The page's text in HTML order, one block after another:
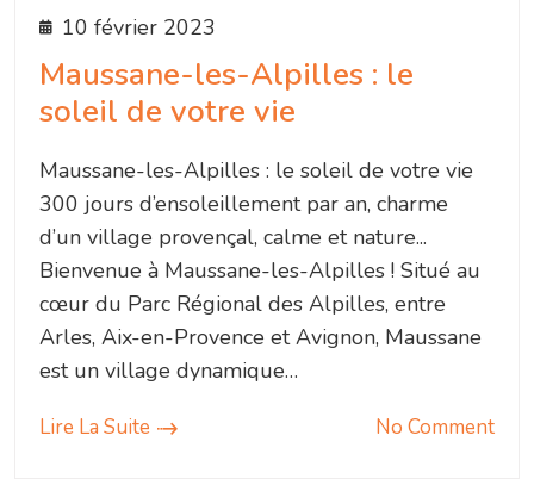
10 février 2023
Maussane-les-Alpilles : le
soleil de votre vie
Maussane-les-Alpilles : le soleil de votre vie
300 jours d’ensoleillement par an, charme
d’un village provençal, calme et nature...
Bienvenue à Maussane-les-Alpilles ! Situé au
cœur du Parc Régional des Alpilles, entre
Arles, Aix-en-Provence et Avignon, Maussane
est un village dynamique…
Lire La Suite No Comment